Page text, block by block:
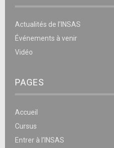
Actualités de l’INSAS
Événements à venir
Vidéo
PAGES
Accueil
Cursus
Entrer à l’INSAS